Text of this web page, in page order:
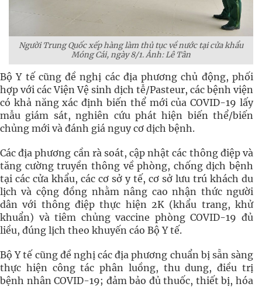
Người Trung Quốc xếp hàng làm thủ tục về nước tại cửa khẩu
Móng Cái, ngày 8/1. Ảnh: Lê Tân
Bộ Y tế cũng đề nghị các địa phương chủ động, phối
hợp với các Viện Vệ sinh dịch tễ/Pasteur, các bệnh viện
có khả năng xác định biến thể mới của COVID-19 lấy
mẫu giám sát, nghiên cứu phát hiện biến thể/biến
chủng mới và đánh giá nguy cơ dịch bệnh.
Các địa phương cần rà soát, cập nhật các thông điệp và
tăng cường truyền thông về phòng, chống dịch bệnh
tại các cửa khẩu, các cơ sở y tế, cơ sở lưu trú khách du
lịch và cộng đồng nhằm nâng cao nhận thức người
dân với thông điệp thực hiện 2K (khẩu trang, khử
khuẩn) và tiêm chủng vaccine phòng COVID-19 đủ
liều, đúng lịch theo khuyến cáo Bộ Y tế.
Bộ Y tế cũng đề nghị các địa phương chuẩn bị sẵn sàng
thực hiện công tác phân luồng, thu dung, điều trị
bệnh nhân COVID-19; đảm bảo đủ thuốc, thiết bị, hóa